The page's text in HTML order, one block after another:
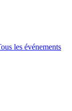
les événements